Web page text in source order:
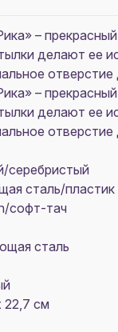
–
делают ее
отверстие
–
делают ее
отверстие
серебристый
cталь/
софт-тач
cталь
22,7 см